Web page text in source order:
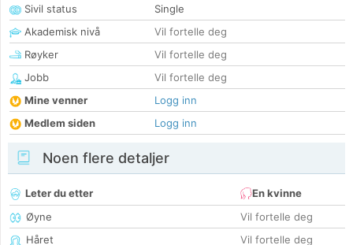
Sivil status
Single
Akademisk nivå
Vil fortelle deg
Røyker
Vil fortelle deg
Jobb
Vil fortelle deg
Mine venner
Logg inn
Medlem siden
Logg inn
Noen flere detaljer
Leter du etter
En kvinne
Øyne
Vil fortelle deg
Håret
Vil fortelle deg